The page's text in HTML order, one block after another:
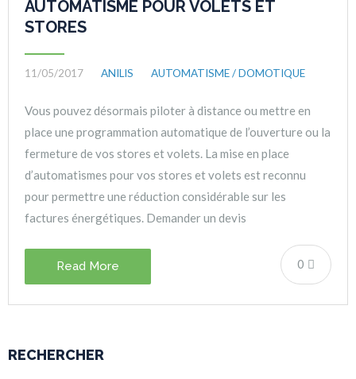
AUTOMATISME POUR VOLETS ET
STORES
11/05/2017 ANILIS AUTOMATISME / DOMOTIQUE
Vous pouvez désormais piloter à distance ou mettre en
place une programmation automatique de l’ouverture ou la
fermeture de vos stores et volets. La mise en place
d’automatismes pour vos stores et volets est reconnu
pour permettre une réduction considérable sur les
factures énergétiques. Demander un devis
0
Read More
RECHERCHER